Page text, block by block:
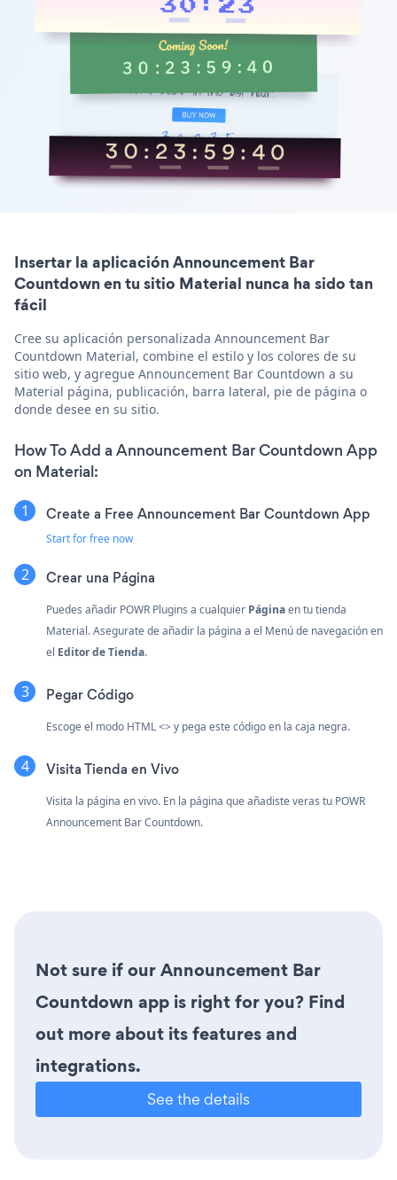
Insertar la aplicación Announcement Bar
Countdown en tu sitio Material nunca ha sido tan
fácil
Cree su aplicación personalizada Announcement Bar
Countdown Material, combine el estilo y los colores de su
sitio web, y agregue Announcement Bar Countdown a su
Material página, publicación, barra lateral, pie de página o
donde desee en su sitio.
How To Add a Announcement Bar Countdown App
on Material:
Create a Free Announcement Bar Countdown App
Start for free now
Crear una Página
Puedes añadir POWR Plugins a cualquier Páginaen tu tienda
Material. Asegurate de añadir la página a el Menú de navegación en
el Editor de Tienda.
Pegar Código
Escoge el modo HTML <> y pega este código en la caja negra.
Visita Tienda en Vivo
Visita la página en vivo. En la página que añadiste veras tu POWR
Announcement Bar Countdown.
Not sure if our Announcement Bar
Countdown app is right for you? Find
out more about its features and
integrations.
See the details